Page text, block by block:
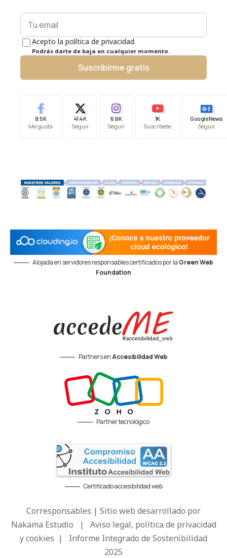
Acepto la política de privacidad.
Podrás darte de baja en cualquier momento.
Suscribirme gratis
9.5K
Me gusta
41.4K
Seguir
6.6K
Seguir
1K
Suscríbete
Google News
Seguir
Alojada en servidores responsables certificados por la Green Web
Foundation
Partners enAccesibilidad Web
Partner tecnológico
Certificado accesibilidad web
Corresponsables | Sitio web desarrollado por
Nakama Estudio | Aviso legal, política de privacidad
y cookies | Informe Integrado de Sostenibilidad
2025